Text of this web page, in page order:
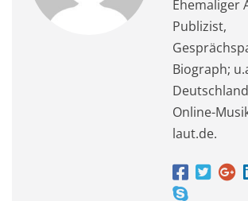
Ehemaliger
Publizist,
Biograph;
Online-
laut.de.